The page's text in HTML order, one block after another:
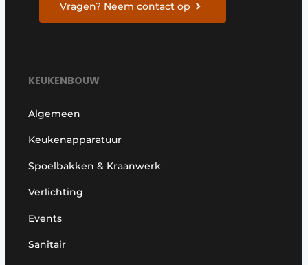
Vragen? Neem contact op
KEUKENBOUW
Algemeen
Keukenapparatuur
Spoelbakken & Kraanwerk
Verlichting
Events
Sanitair